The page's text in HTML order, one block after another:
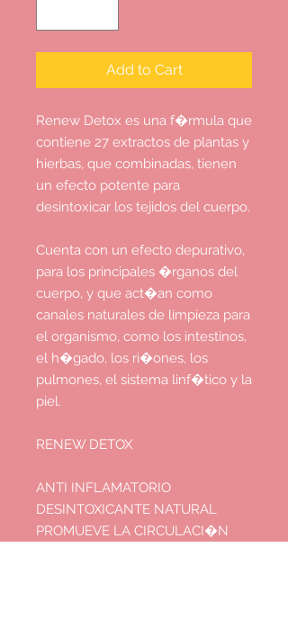
Add to Cart
Renew Detox es una f�rmula que
contiene 27 extractos de plantas y
hierbas, que combinadas, tienen
un efecto potente para
desintoxicar los tejidos del cuerpo.
Cuenta con un efecto depurativo,
para los principales �rganos del
cuerpo, y que act�an como
canales naturales de limpieza para
el organismo, como los intestinos,
el h�gado, los ri�ones, los
pulmones, el sistema linf�tico y la
piel.
RENEW DETOX
ANTI INFLAMATORIO
DESINTOXICANTE NATURAL
PROMUEVE LA CIRCULACI�N